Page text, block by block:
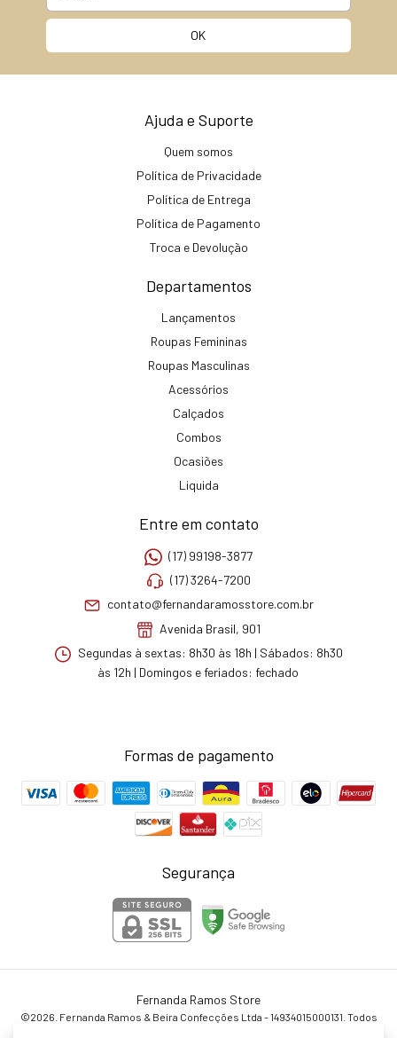
Ajuda e Suporte
Quem somos
Política de Privacidade
Política de Entrega
Política de Pagamento
Troca e Devolução
Departamentos
Lançamentos
Roupas Femininas
Roupas Masculinas
Acessórios
Calçados
Combos
Ocasiões
Liquida
Entre em contato
(17) 99198-3877
(17) 3264-7200
contato@fernandaramosstore.com.br
Avenida Brasil, 901
Segundas à sextas: 8h30 às 18h | Sábados: 8h30
às 12h | Domingos e feriados: fechado
Formas de pagamento
Segurança
Fernanda Ramos Store
©2026. Fernanda Ramos & Beira Confecções Ltda - 14934015000131. Todos